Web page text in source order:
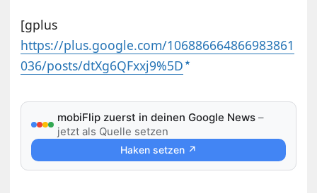
[gplus
https://plus.google.com/106886664866983861
036/posts/dtXg6QFxxj9%5D
mobiFlip zuerst in deinen Google News –
jetzt als Quelle setzen
Haken setzen ↗